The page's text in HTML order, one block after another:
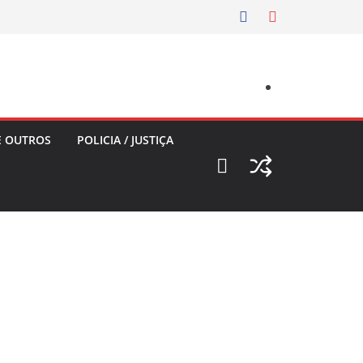
OUTROS POLICIA / JUSTIÇA